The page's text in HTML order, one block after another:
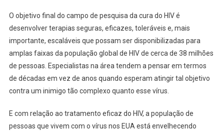
O objetivo final do campo de pesquisa da cura do HIV é
desenvolver terapias seguras, eficazes, toleráveis ​​e, mais
importante, escaláveis ​​que possam ser disponibilizadas para
amplas faixas da população global de HIV de cerca de 38 milhões
de pessoas. Especialistas na área tendem a pensar em termos
de décadas em vez de anos quando esperam atingir tal objetivo
contra um inimigo tão complexo quanto esse vírus.
E com relação ao tratamento eficaz do HIV, a população de
pessoas que vivem com o vírus nos EUA está envelhecendo